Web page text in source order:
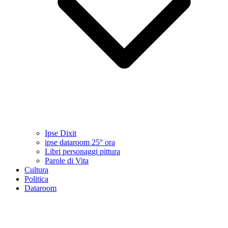
Ipse Dixit
ipse dataroom 25° ora
Libri personaggi pittura
Parole di Vita
Cultura
Politica
Dataroom